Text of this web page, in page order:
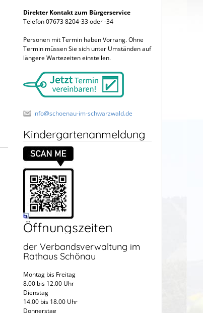
Direkter Kontakt zum Bürgerservice
Telefon 07673 8204-33 oder -34
Personen mit Termin haben Vorrang. Ohne
Termin müssen Sie sich unter Umständen auf
längere Wartezeiten einstellen.
info@schoenau-im-schwarzwald.de
Kindergartenanmeldung
Öffnungszeiten
der Verbandsverwaltung im
Rathaus Schönau
Montag bis Freitag
8.00 bis 12.00 Uhr
Dienstag
14.00 bis 18.00 Uhr
Donnerstag